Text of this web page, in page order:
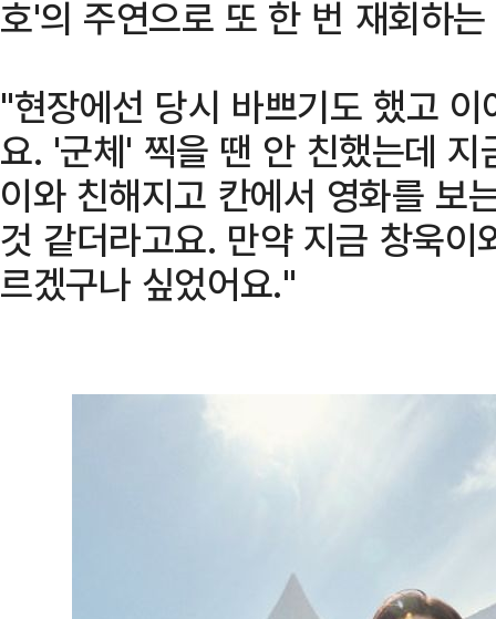
호'의 주연으로 또 한 번 재회하
"현장에선 당시 바쁘기도 했고
요. '군체' 찍을 땐 안 친했는데
이와 친해지고 칸에서 영화를 보
것 같더라고요. 만약 지금 창욱
르겠구나 싶었어요."